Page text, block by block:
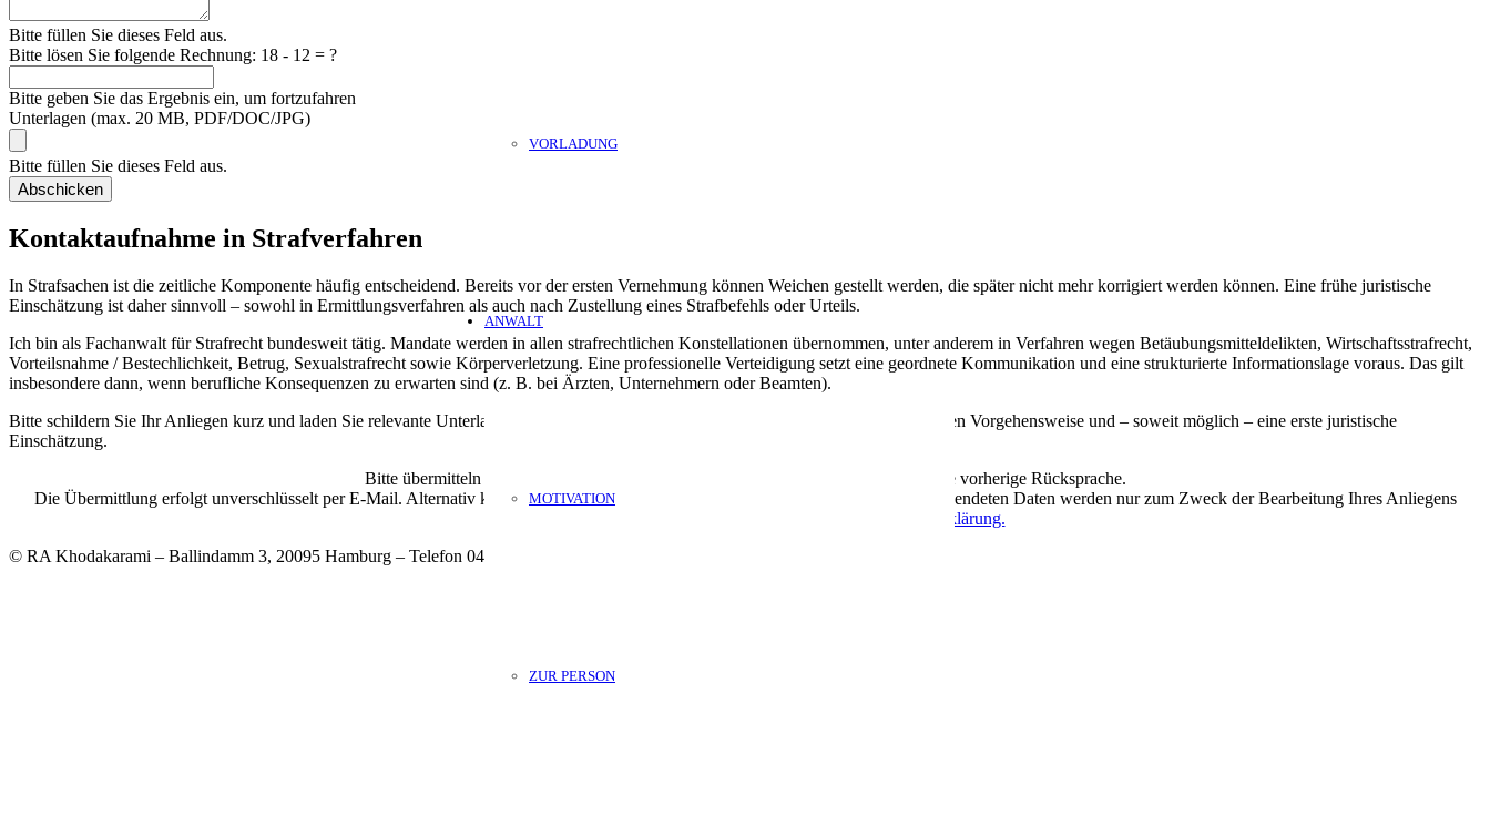
VORLADUNG
ANWALT
MOTIVATION
ZUR PERSON
Bitte füllen Sie dieses Feld aus.
Bitte lösen Sie folgende Rechnung: 18 - 12 = ?
Bitte geben Sie das Ergebnis ein, um fortzufahren
Unterlagen (max. 20 MB, PDF/DOC/JPG)
Bitte füllen Sie dieses Feld aus.
Abschicken
Kontaktaufnahme in Strafverfahren
In Strafsachen ist die zeitliche Komponente häufig entscheidend. Bereits vor der ersten Vernehmung können Weichen gestellt werden, die später nicht mehr korrigiert werden können. Eine frühe juristische
Einschätzung ist daher sinnvoll – sowohl in Ermittlungsverfahren als auch nach Zustellung eines Strafbefehls oder Urteils.
Ich bin als Fachanwalt für Strafrecht bundesweit tätig. Mandate werden in allen strafrechtlichen Konstellationen übernommen, unter anderem in Verfahren wegen Betäubungsmitteldelikten, Wirtschaftsstrafrecht,
Vorteilsnahme / Bestechlichkeit, Betrug, Sexualstrafrecht sowie Körperverletzung. Eine professionelle Verteidigung setzt eine geordnete Kommunikation und eine strukturierte Informationslage voraus. Das gilt
insbesondere dann, wenn berufliche Konsequenzen zu erwarten sind (z. B. bei Ärzten, Unternehmern oder Beamten).
Bitte schildern Sie Ihr Anliegen kurz und laden Sie relevante Unterlagen hoch. Sie erhalten anschließend eine Rückmeldung zur weiteren Vorgehensweise und – soweit möglich – eine erste juristische
Einschätzung.
Bitte übermitteln Sie keine besonders sensiblen Daten (z. B. Gesundheitsdaten) ohne vorherige Rücksprache.
Die Übermittlung erfolgt unverschlüsselt per E-Mail. Alternativ kann ein gesicherter Übertragungsweg vereinbart werden.Die abgesendeten Daten werden nur zum Zweck der Bearbeitung Ihres Anliegens
Datenschutzerklärung.
© RA Khodakarami – Ballindamm 3, 20095 Hamburg – Telefon 040 38 67 40 15 – ak@rechtsanwalt-ak.de